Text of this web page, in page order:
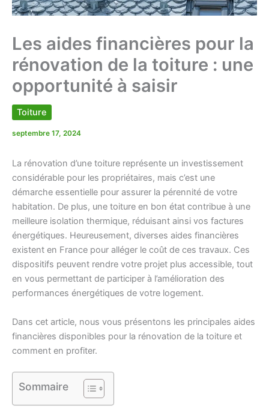
Les aides financières pour la
rénovation de la toiture : une
opportunité à saisir
Toiture
septembre 17, 2024
La rénovation d’une toiture représente un investissement
considérable pour les propriétaires, mais c’est une
démarche essentielle pour assurer la pérennité de votre
habitation. De plus, une toiture en bon état contribue à une
meilleure isolation thermique, réduisant ainsi vos factures
énergétiques. Heureusement, diverses aides financières
existent en France pour alléger le coût de ces travaux. Ces
dispositifs peuvent rendre votre projet plus accessible, tout
en vous permettant de participer à l’amélioration des
performances énergétiques de votre logement.
Dans cet article, nous vous présentons les principales aides
financières disponibles pour la rénovation de la toiture et
comment en profiter.
Sommaire